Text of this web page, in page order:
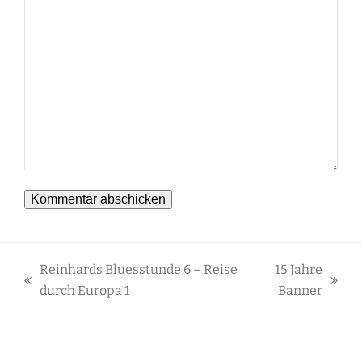
vorheriger
Reinhards Bluesstunde 6 – Reise
durch Europa 1
Nächster
15 Jahre
Banner